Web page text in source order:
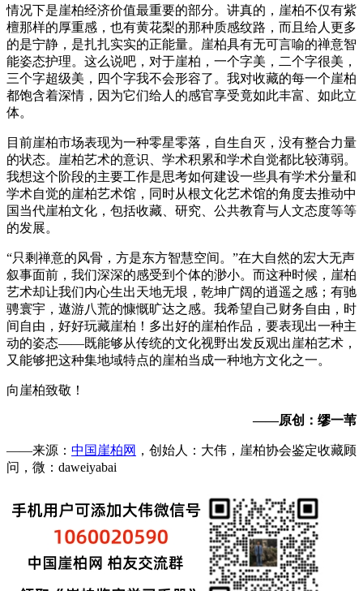
情况下是崖柏经济价值最重要的部分。讲真的，崖柏不仅有紫
檀那样的厚重感，也有黄花梨的那种质感纹路，而且给人更多
的是宁静，是扎扎实实的正能量。崖柏具有无可言喻的禅意智
能姿态护理。这么说吧，对于崖柏，一个字美，二个字很美，
三个字超级美，四个字我不会形容了。我对收藏的每一个崖柏
都饱含着深情，因为它们给人的感官享受竟如此丰富、如此立
体。
目前崖柏市场表现为一种零星零落，自生自灭，没有整合力量
的状态。崖柏艺术的意识、学术积累和学术自觉都比较薄弱。
我想这个阶段的主要工作是思考如何建设一些具有学术分量和
学术自觉的崖柏艺术馆，同时从根文化艺术馆的角度去推动中
国当代崖柏文化，包括收藏、研究、公共教育与人文态度等等
的发展。
“只剩禅意的风骨，方是东方智慧空间。”在大自然的宏大无声
叙事面前，我们深深的感受到个体的渺小。而这种时候，崖柏
艺术却让我们内心生出天地无垠，乾坤广阔的逍遥之感；有驰
骋寰宇，遨游八荒的慷慨旷达之感。我希望自己财务自由，时
间自由，好好玩藏崖柏！多出好的崖柏作品，要表现出一种主
动的姿态——既能够从传统的文化视野出发反观出崖柏艺术，
又能够把这种集地域特点的崖柏当成一种地方文化之一。
向崖柏致敬！
——原创：缪一苇
——来源： 中国崖柏网 ，创始人：大伟，崖柏协会鉴定收藏顾
问，微：daweiyabai